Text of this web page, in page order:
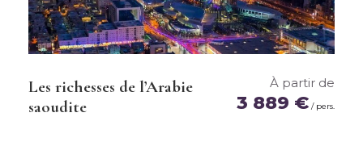
+2h été / +3h hiver
Visa
Obligatoire
Les richesses de l’Arabie
saoudite
À partir de
3 889 € / pers.